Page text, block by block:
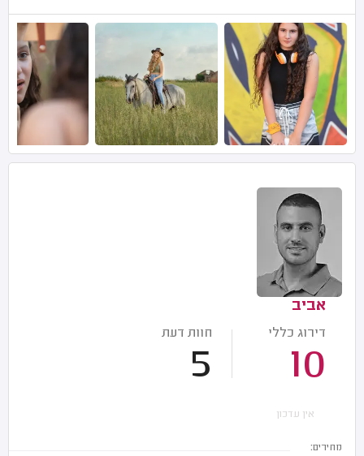
אביב
דירוג כללי
10
חוות דעת
5
אין עדכון
מחירים: